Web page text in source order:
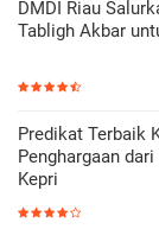
DMDI Riau
Tabligh Akbar
Predikat Terbaik
Penghargaan
Kepri